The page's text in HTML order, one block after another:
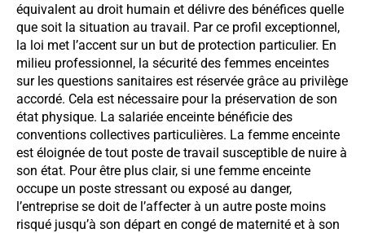
équivalent au droit humain et délivre des bénéfices quelle
que soit la situation au travail. Par ce profil exceptionnel,
la loi met l’accent sur un but de protection particulier. En
milieu professionnel, la sécurité des femmes enceintes
sur les questions sanitaires est réservée grâce au privilège
accordé. Cela est nécessaire pour la préservation de son
état physique. La salariée enceinte bénéficie des
conventions collectives particulières. La femme enceinte
est éloignée de tout poste de travail susceptible de nuire à
son état. Pour être plus clair, si une femme enceinte
occupe un poste stressant ou exposé au danger,
l’entreprise se doit de l’affecter à un autre poste moins
risqué jusqu’à son départ en congé de maternité et à son